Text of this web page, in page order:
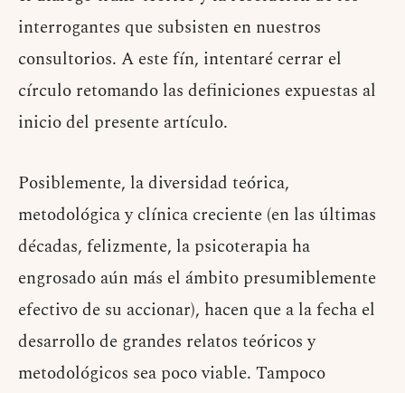
interrogantes que subsisten en nuestros
consultorios. A este fín, intentaré cerrar el
círculo retomando las definiciones expuestas al
inicio del presente artículo.
Posiblemente, la diversidad teórica,
metodológica y clínica creciente (en las últimas
décadas, felizmente, la psicoterapia ha
engrosado aún más el ámbito presumiblemente
efectivo de su accionar), hacen que a la fecha el
desarrollo de grandes relatos teóricos y
metodológicos sea poco viable. Tampoco